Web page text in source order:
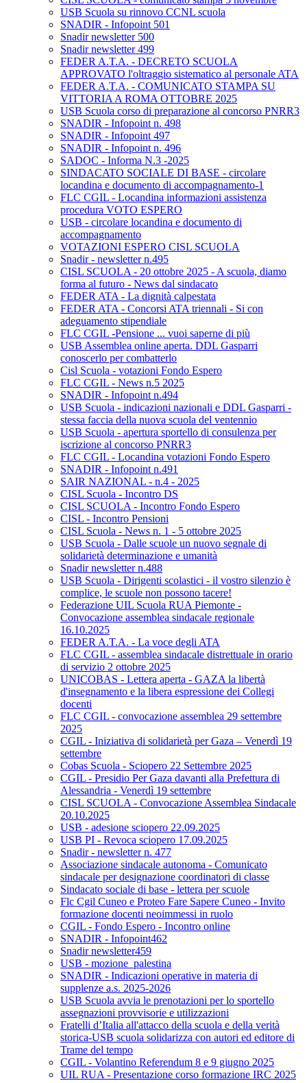
USB Scuola su rinnovo CCNL scuola
SNADIR - Infopoint 501
Snadir newsletter 500
Snadir newsletter 499
FEDER A.T.A. - DECRETO SCUOLA
APPROVATO l'oltraggio sistematico al personale ATA
FEDER A.T.A. - COMUNICATO STAMPA SU
VITTORIA A ROMA OTTOBRE 2025
USB Scuola corso di preparazione al concorso PNRR3
SNADIR - Infopoint n. 498
SNADIR - Infopoint 497
SNADIR - Infopoint n. 496
SADOC - Informa N.3 -2025
SINDACATO SOCIALE DI BASE - circolare
locandina e documento di accompagnamento-1
FLC CGIL - Locandina informazioni assistenza
procedura VOTO ESPERO
USB - circolare locandina e documento di
accompagnamento
VOTAZIONI ESPERO CISL SCUOLA
Snadir - newsletter n.495
CISL SCUOLA - 20 ottobre 2025 - A scuola, diamo
forma al futuro - News dal sindacato
FEDER ATA - La dignità calpestata
FEDER ATA - Concorsi ATA triennali - Si con
adeguamento stipendiale
FLC CGIL -Pensione ... vuoi saperne di più
USB Assemblea online aperta. DDL Gasparri
conoscerlo per combatterlo
Cisl Scuola - votazioni Fondo Espero
FLC CGIL - News n.5 2025
SNADIR - Infopoint n.494
USB Scuola - indicazioni nazionali e DDL Gasparri -
stessa faccia della nuova scuola del ventennio
USB Scuola - apertura sportello di consulenza per
iscrizione al concorso PNRR3
FLC CGIL - Locandina votazioni Fondo Espero
SNADIR - Infopoint n.491
SAIR NAZIONAL - n.4 - 2025
CISL Scuola - Incontro DS
CISL SCUOLA - Incontro Fondo Espero
CISL - Incontro Pensioni
CISL Scuola - News n. 1 - 5 ottobre 2025
USB Scuola - Dalle scuole un nuovo segnale di
solidarietà determinazione e umanità
Snadir newsletter n.488
USB Scuola - Dirigenti scolastici - il vostro silenzio è
complice, le scuole non possono tacere!
Federazione UIL Scuola RUA Piemonte -
Convocazione assemblea sindacale regionale
16.10.2025
FEDER A.T.A. - La voce degli ATA
FLC CGIL - assemblea sindacale distrettuale in orario
di servizio 2 ottobre 2025
UNICOBAS - Lettera aperta - GAZA la libertà
d'insegnamento e la libera espressione dei Collegi
docenti
FLC CGIL - convocazione assemblea 29 settembre
2025
CGIL - Iniziativa di solidarietà per Gaza – Venerdì 19
settembre
Cobas Scuola - Sciopero 22 Settembre 2025
CGIL - Presidio Per Gaza davanti alla Prefettura di
Alessandria - Venerdì 19 settembre
CISL SCUOLA - Convocazione Assemblea Sindacale
20.10.2025
USB - adesione sciopero 22.09.2025
USB PI - Revoca sciopero 17.09.2025
Snadir - newsletter n. 477
Associazione sindacale autonoma - Comunicato
sindacale per designazione coordinatori di classe
Sindacato sociale di base - lettera per scuole
Flc Cgil Cuneo e Proteo Fare Sapere Cuneo - Invito
formazione docenti neoimmessi in ruolo
CGIL - Fondo Espero - Incontro online
SNADIR - Infopoint462
Snadir newsletter459
USB - mozione_palestina
SNADIR - Indicazioni operative in materia di
supplenze a.s. 2025-2026
USB Scuola avvia le prenotazioni per lo sportello
assegnazioni provvisorie e utilizzazioni
Fratelli d’Italia all'attacco della scuola e della verità
storica-USB scuola solidarizza con autori ed editore di
Trame del tempo
CGIL - Volantino Referendum 8 e 9 giugno 2025
UIL RUA - Presentazione corso formazione IRC 2025